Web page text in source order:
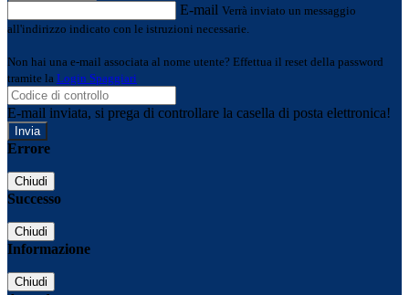
E-mail Verrà inviato un messaggio
all'indirizzo indicato con le istruzioni necessarie.
Non hai una e-mail associata al nome utente? Effettua il reset della password
tramite la Login Spaggiari
E-mail inviata, si prega di controllare la casella di posta elettronica!
Errore
Chiudi
Successo
Chiudi
Informazione
Chiudi